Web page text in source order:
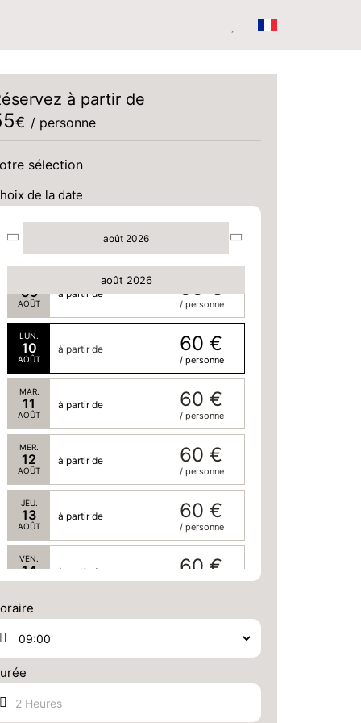
à partir de
€ / personne
sélection
de la date
août 2026
août 2026
VEN.
AOÛT
SAM.
09
AOÛT
55 €
/ personne
à partir de
LUN.
10
AOÛT
60 €
/ personne
à partir de
MAR.
11
AOÛT
60 €
/ personne
à partir de
MER.
12
AOÛT
60 €
/ personne
à partir de
JEU.
13
AOÛT
60 €
/ personne
à partir de
VEN.
14
AOÛT
60 €
/ personne
à partir de
SAM.
AOÛT
60 €
DIM.
16 65 €
à partir de